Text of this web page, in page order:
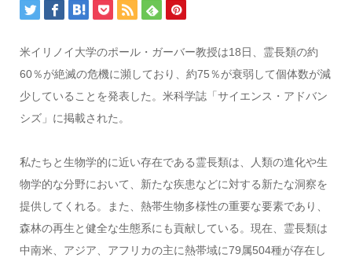
米イリノイ大学のポール・ガーバー教授は18日、霊長類の約
60％が絶滅の危機に瀕しており、約75％が衰弱して個体数が減
少していることを発表した。米科学誌「サイエンス・アドバン
シズ」に掲載された。
私たちと生物学的に近い存在である霊長類は、人類の進化や生
物学的な分野において、新たな疾患などに対する新たな洞察を
提供してくれる。また、熱帯生物多様性の重要な要素であり、
森林の再生と健全な生態系にも貢献している。現在、霊長類は
中南米、アジア、アフリカの主に熱帯域に79属504種が存在し